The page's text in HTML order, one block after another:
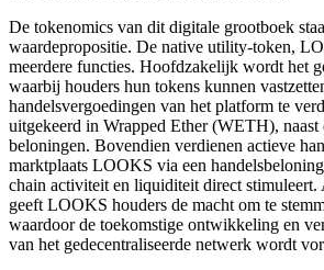
De tokenomics van dit digitale grootboek
waardepropositie. De native utility-token,
meerdere functies. Hoofdzakelijk wordt het
waarbij houders hun tokens kunnen
handelsvergoedingen van het platform te
uitgekeerd in Wrapped Ether (WETH),
beloningen. Bovendien verdienen actieve
marktplaats LOOKS via een
chain activiteit en liquiditeit direct stimuleert.
geeft LOOKS houders de macht om te
waardoor de toekomstige ontwikkeling en
van het gedecentraliseerde netwerk wordt